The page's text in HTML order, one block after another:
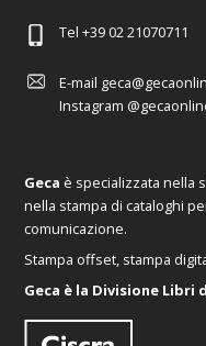
Tel +39 02 21070711
E-mail
Instagram
Geca è specializzata nella
nella stampa di cataloghi
comunicazione.
Stampa offset, stampa
Geca è la Divisione Libri